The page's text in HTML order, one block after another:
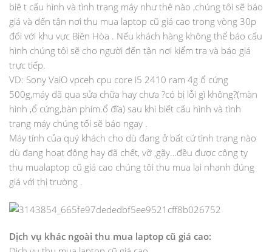
biê t cấu hình và tình trạng máy như thê nào ,chúng tôi sẽ báo
giá và đến tận nơi thu mua laptop cũ giá cao trong vòng 30p
đối với khu vực Biên Hòa . Nếu khách hàng không thể báo cấu
hình chúng tôi sẽ cho người đến tận nơi kiểm tra và báo giá
trực tiếp.
VD: Sony VaiO vpceh cpu core i5 2410 ram 4g ổ cứng
500g,máy đã qua sửa chữa hay chưa ?có bị lỗi gì không?(màn
hình ,ổ cứng,bàn phím.ổ đĩa) sau khi biết cấu hình và tình
trạng máy chúng tối sẽ báo ngay .
Máy tính của quý khách cho dù đang ở bất cứ tình trạng nào
dù đang hoạt động hay đã chết, vỡ ,gãy…đều được công ty
thu mualaptop cũ giá cao chúng tôi thu mua lại nhanh đúng
giá với thị trường .
Dịch vụ khác ngoài thu mua laptop cũ giá cao: